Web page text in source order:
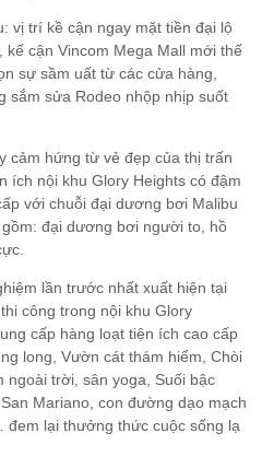
vị trí kề cận ngay mặt tiền đại lộ
cận Vincom Mega Mall mới thế
sự sầm uất từ các cửa hàng,
sắm sửa Rodeo nhộp nhịp suốt
cảm hứng từ vẻ đẹp của thị trấn
ích nội khu Glory Heights có đậm
với chuỗi đại dương bơi Malibu
đại dương bơi người to, hồ
lần trước nhất xuất hiện tại
công trong nội khu Glory
cấp hàng loạt tiện ích cao cấp
long, Vườn cát thám hiểm, Chòi
ngoài trời, sân yoga, Suối bậc
Mariano, con đường dạo mạch
lại thưởng thức cuộc sống lạ